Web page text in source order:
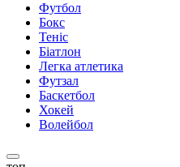
Футбол
Бокс
Теніс
Біатлон
Легка атлетика
Футзал
Баскетбол
Хокей
Волейбол